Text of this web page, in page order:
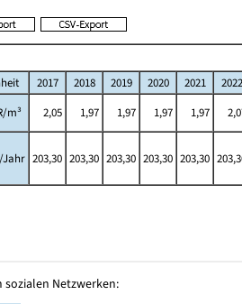
2017 2018 2019 2020 2021 2022
m³ 2,05 1,97 1,97 1,97 1,97
Jahr 203,30 203,30 203,30 203,30 203,30
sozialen Netzwerken: